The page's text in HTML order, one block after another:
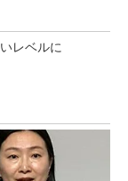
レベルに